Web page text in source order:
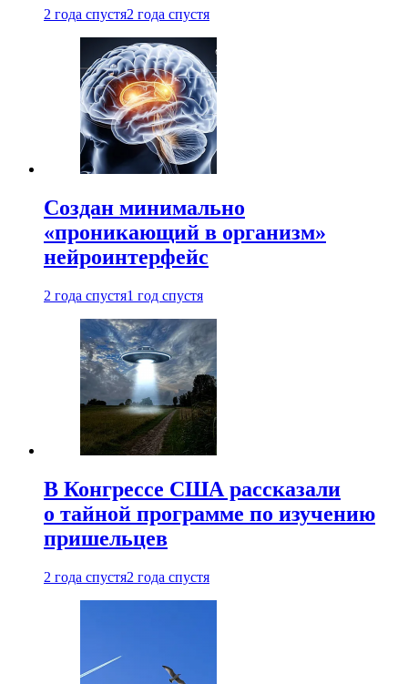
2 года спустя2 года спустя
Создан минимально
«проникающий в организм»
нейроинтерфейс
2 года спустя1 год спустя
В Конгрессе США рассказали
о тайной программе по изучению
пришельцев
2 года спустя2 года спустя